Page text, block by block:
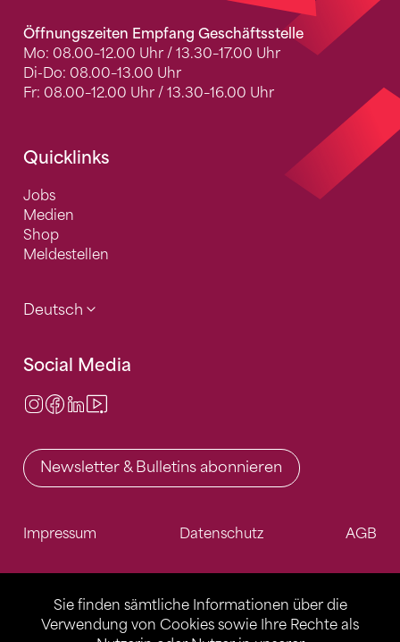
Sie finden sämtliche Informationen über die
Verwendung von Cookies sowie Ihre Rechte als
Öffnungszeiten Empfang Geschäftsstelle
Mo: 08.00–12.00 Uhr / 13.30–17.00 Uhr
Di-Do: 08.00–13.00 Uhr
Fr: 08.00–12.00 Uhr / 13.30–16.00 Uhr
Quicklinks
Jobs
Medien
Shop
Meldestellen
Deutsch
Social Media
Instagram
Facebook
LinkedIn
Newsletter & Bulletins abonnieren
Impressum Datenschutz AGB